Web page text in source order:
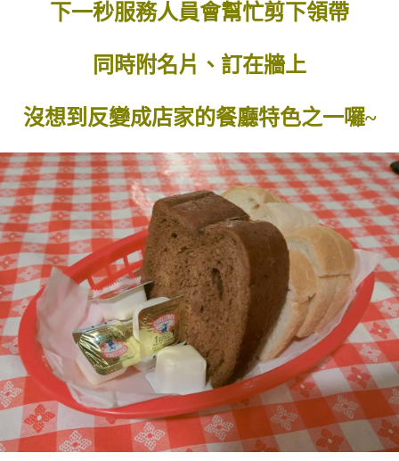
下一秒服務人員會幫忙剪下領帶
同時附名片、訂在牆上
沒想到反變成店家的餐廳特色之一囉~